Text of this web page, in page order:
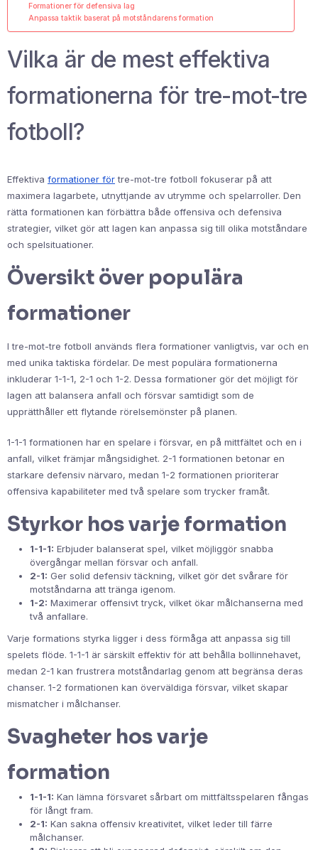
Formationer för defensiva lag
Anpassa taktik baserat på motståndarens formation
Vilka är de mest effektiva
formationerna för tre-mot-tre
fotboll?
Effektiva formationer förtre-mot-tre fotboll fokuserar på att
maximera lagarbete, utnyttjande av utrymme och spelarroller. Den
rätta formationen kan förbättra både offensiva och defensiva
strategier, vilket gör att lagen kan anpassa sig till olika motståndare
och spelsituationer.
Översikt över populära
formationer
I tre-mot-tre fotboll används flera formationer vanligtvis, var och en
med unika taktiska fördelar. De mest populära formationerna
inkluderar 1-1-1, 2-1 och 1-2. Dessa formationer gör det möjligt för
lagen att balansera anfall och försvar samtidigt som de
upprätthåller ett flytande rörelsemönster på planen.
1-1-1 formationen har en spelare i försvar, en på mittfältet och en i
anfall, vilket främjar mångsidighet. 2-1 formationen betonar en
starkare defensiv närvaro, medan 1-2 formationen prioriterar
offensiva kapabiliteter med två spelare som trycker framåt.
Styrkor hos varje formation
1-1-1: Erbjuder balanserat spel, vilket möjliggör snabba
övergångar mellan försvar och anfall.
2-1: Ger solid defensiv täckning, vilket gör det svårare för
motståndarna att tränga igenom.
1-2: Maximerar offensivt tryck, vilket ökar målchanserna med
två anfallare.
Varje formations styrka ligger i dess förmåga att anpassa sig till
spelets flöde. 1-1-1 är särskilt effektiv för att behålla bollinnehavet,
medan 2-1 kan frustrera motståndarlag genom att begränsa deras
chanser. 1-2 formationen kan överväldiga försvar, vilket skapar
mismatcher i målchanser.
Svagheter hos varje
formation
1-1-1: Kan lämna försvaret sårbart om mittfältsspelaren fångas
för långt fram.
2-1: Kan sakna offensiv kreativitet, vilket leder till färre
målchanser.